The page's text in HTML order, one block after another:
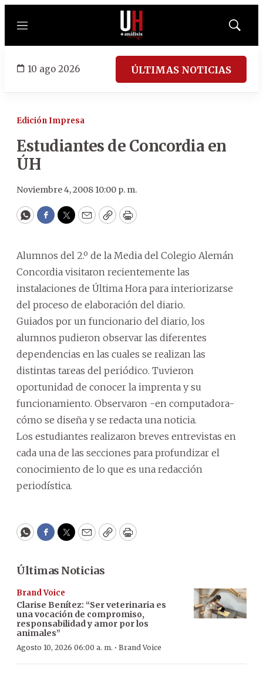
Menú
Mostrar
10 ago 2026 ÚLTIMAS NOTICIAS
Edición Impresa
Estudiantes de Concordia en
ÚH
Noviembre 4, 2008 10:00 p. m.
WhatsApp
Facebook
Twitter
EmailCopyPrint
Alumnos del 2.º de la Media del Colegio Alemán
Concordia visitaron recientemente las
instalaciones de Última Hora para interiorizarse
del proceso de elaboración del diario.
Guiados por un funcionario del diario, los
alumnos pudieron observar las diferentes
dependencias en las cuales se realizan las
distintas tareas del periódico. Tuvieron
oportunidad de conocer la imprenta y su
funcionamiento. Observaron -en computadora-
cómo se diseña y se redacta una noticia.
Los estudiantes realizaron breves entrevistas en
cada una de las secciones para profundizar el
conocimiento de lo que es una redacción
periodística.
WhatsApp
Facebook
Twitter
EmailCopyPrint
Últimas Noticias
Brand Voice
Clarise Benítez: “Ser veterinaria es
una vocación de compromiso,
responsabilidad y amor por los
animales”
Agosto 10, 2026 06:00 a. m. · Brand Voice